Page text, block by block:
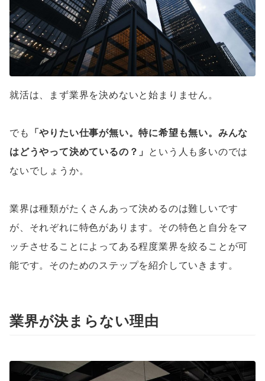
就活は、まず業界を決めないと始まりません。
でも
「やりたい仕事が無い。特に希望も無い。みんな
はどうやって決めているの？」
という人も多いのでは
ないでしょうか。
業界は種類がたくさんあって決めるのは難しいです
が、それぞれに特色があります。その特色と自分をマ
ッチさせることによってある程度業界を絞ることが可
能です。そのためのステップを紹介していきます。
業界が決まらない理由